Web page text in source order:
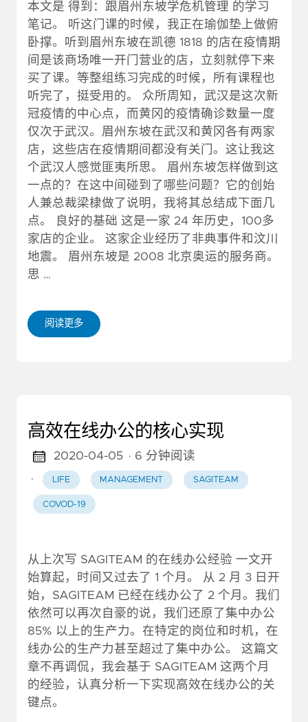
本文是 得到：跟眉州东坡学危机管理 的学习
笔记。 听这门课的时候，我正在瑜伽垫上做俯
卧撑。听到眉州东坡在凯德 1818 的店在疫情期
间是该商场唯一开门营业的店，立刻就停下来
买了课。等整组练习完成的时候，所有课程也
听完了，挺受用的。 众所周知，武汉是这次新
冠疫情的中心点，而黄冈的疫情确诊数量一度
仅次于武汉。眉州东坡在武汉和黄冈各有两家
店，这些店在疫情期间都没有关门。这让我这
个武汉人感觉匪夷所思。 眉州东坡怎样做到这
一点的？在这中间碰到了哪些问题？它的创始
人兼总裁梁棣做了说明，我将其总结成下面几
点。 良好的基础 这是一家 24 年历史，100多
家店的企业。 这家企业经历了非典事件和汶川
地震。 眉州东坡是 2008 北京奥运的服务商。
思 …
阅读更多
高效在线办公的核心实现
2020-04-05 · 6 分钟阅读
·
LIFE MANAGEMENT SAGITEAM
COVOD-19
从上次写 SAGITEAM 的在线办公经验 一文开
始算起，时间又过去了 1 个月。 从 2 月 3 日开
始，SAGITEAM 已经在线办公了 2 个月。我们
依然可以再次自豪的说，我们还原了集中办公
85% 以上的生产力。在特定的岗位和时机，在
线办公的生产力甚至超过了集中办公。 这篇文
章不再调侃，我会基于 SAGITEAM 这两个月
的经验，认真分析一下实现高效在线办公的关
键点。